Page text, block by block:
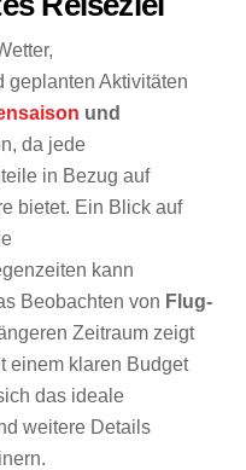
geplanten Aktivitäten
und
da jede
in Bezug auf
bietet. Ein Blick auf
kann
Beobachten von Flug-
Zeitraum zeigt
einem klaren Budget
das ideale
weitere Details